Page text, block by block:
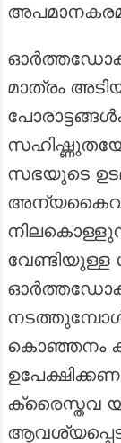
മാത്രം
സഭയുടെ
വേണ്ടിയുള്ള
കൊഞ്ഞനം
ക്രൈസ്തവ